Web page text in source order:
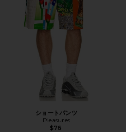
ショートパンツ
Pleasures
$76